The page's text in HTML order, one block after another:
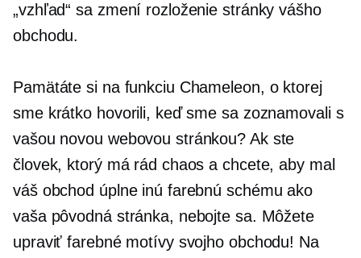
„vzhľad“ sa zmení rozloženie stránky vášho
obchodu.
Pamätáte si na funkciu Chameleon, o ktorej
sme krátko hovorili, keď sme sa zoznamovali s
vašou novou webovou stránkou? Ak ste
človek, ktorý má rád chaos a chcete, aby mal
váš obchod úplne inú farebnú schému ako
vaša pôvodná stránka, nebojte sa. Môžete
upraviť farebné motívy svojho obchodu! Na